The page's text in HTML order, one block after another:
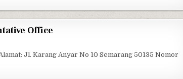
Office
Jl. Karang Anyar No 10 Semarang 50135 Nomor